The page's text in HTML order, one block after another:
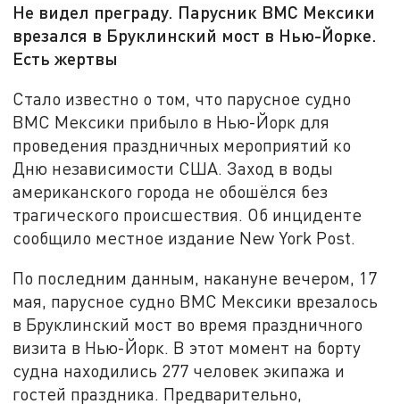
Не видел преграду. Парусник ВМС Мексики
врезался в Бруклинский мост в Нью-Йорке.
Есть жертвы
Стало известно о том, что парусное судно
ВМС Мексики прибыло в Нью-Йорк для
проведения праздничных мероприятий ко
Дню независимости США. Заход в воды
американского города не обошёлся без
трагического происшествия. Об инциденте
сообщило местное издание New York Post.
По последним данным, накануне вечером, 17
мая, парусное судно ВМС Мексики врезалось
в Бруклинский мост во время праздничного
визита в Нью-Йорк. В этот момент на борту
судна находились 277 человек экипажа и
гостей праздника. Предварительно,